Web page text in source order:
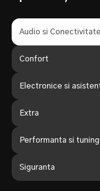
Audio si Conectivitate
Confort
Electronice si
Extra
Performanta si tuning
Siguranta